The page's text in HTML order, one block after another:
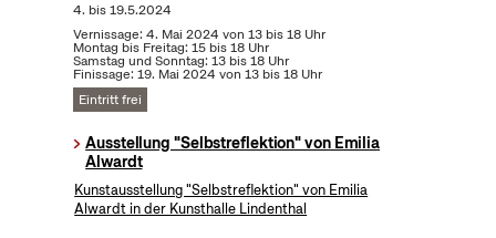
4. bis19.5.2024
Vernissage: 4. Mai 2024 von 13 bis 18 Uhr
Montag bis Freitag: 15 bis 18 Uhr
Samstag und Sonntag: 13 bis 18 Uhr
Finissage: 19. Mai 2024 von 13 bis 18 Uhr
Eintritt frei
Ausstellung "Selbstreflektion" von Emilia
Alwardt
Kunstausstellung "Selbstreflektion" von Emilia
Alwardt in der Kunsthalle Lindenthal